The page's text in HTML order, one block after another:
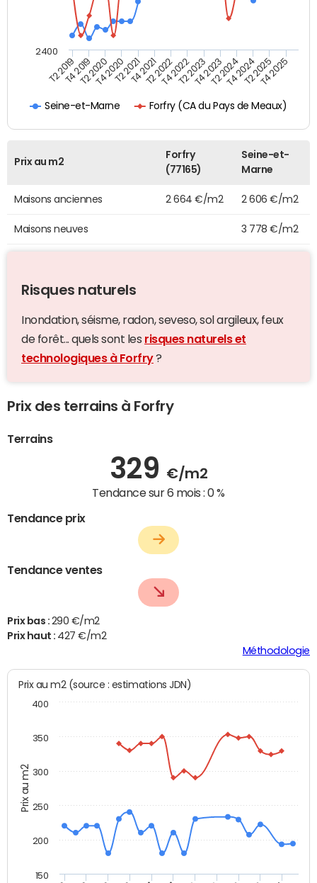
Seine-et-Marne Forfry (CA du Pays de Meaux)
T2 2019T4 2019T2 2020T4 2020T2 2021T4 2021T2 2022T4 2022T2 2023T4 2023T2 2024T4 2024T2 2025T4 2025
2400
Prix au m2
Forfry
(77165)
Seine-et-
Marne
Maisons anciennes 2 664 €/m2 2 606 €/m2
Maisons neuves 3 778 €/m2
Risques naturels
Inondation, séisme, radon, seveso, sol argileux, feux
de forêt... quels sont les risques naturels et
technologiques à Forfry?
Prix des terrains à Forfry
Terrains
329 €/m2
Tendance sur 6 mois :0 %
Tendance prix
Tendance ventes
Prix bas : 290 €/m2
Prix haut : 427 €/m2
Méthodologie
Prix au m2
Prix au m2 (source : estimations JDN)
150
200
250
300
350
400